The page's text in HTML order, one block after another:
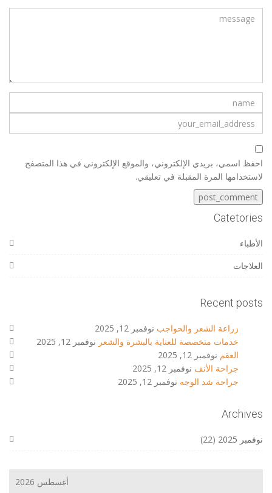
احفظ اسمي، بريدي الإلكتروني، والموقع الإلكتروني في هذا المتصفح
لاستخدامها المرة المقبلة في تعليقي.
Catetories
الأطباء
العلاجات
Recent posts
زراعة الشعر والحواجب نوفمبر 12, 2025
خدمات متخصصة للعناية بالبشرة والشعر نوفمبر 12, 2025
العقم نوفمبر 12, 2025
جراحة الأنف نوفمبر 12, 2025
جراحة شد الوجه نوفمبر 12, 2025
Archives
نوفمبر 2025 (22)
أغسطس 2026